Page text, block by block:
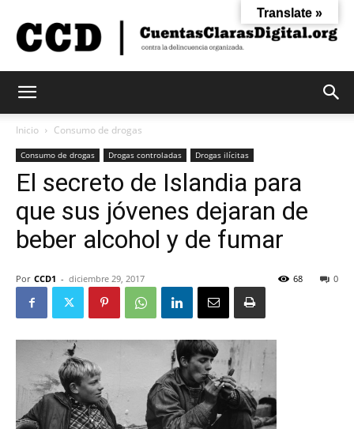
Claras
Digital
Inicio Consumo de drogas
Consumo de drogas Drogas controladas Drogas ilícitas
El secreto de Islandia para
que sus jóvenes dejaran de
beber alcohol y de fumar
Por CCD1 - diciembre 29, 2017 0
68
Translate »